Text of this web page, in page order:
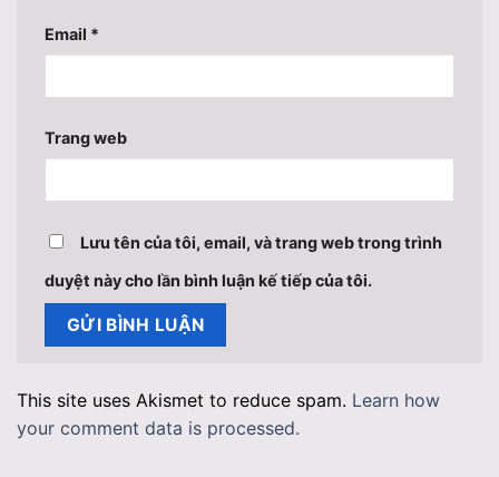
Email *
Trang web
Lưu tên của tôi, email, và trang web trong trình
duyệt này cho lần bình luận kế tiếp của tôi.
This site uses Akismet to reduce spam. Learn how
your comment data is processed.